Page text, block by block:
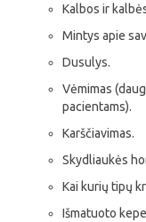
Kalbos ir
Mintys apie
Dusulys.
Vėmimas
pacientams).
Karščiavimas.
Skydliaukės
Kai kurių tipų
Išmatuoto